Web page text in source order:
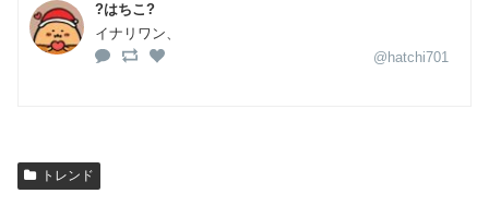
?はちこ?
イナリワン、
@hatchi701
トレンド